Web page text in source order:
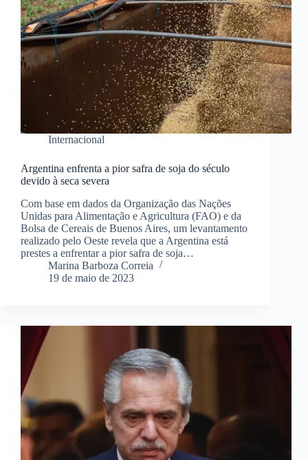
Internacional
Argentina enfrenta a pior safra de soja do século
devido à seca severa
Com base em dados da Organização das Nações
Unidas para Alimentação e Agricultura (FAO) e da
Bolsa de Cereais de Buenos Aires, um levantamento
realizado pelo Oeste revela que a Argentina está
prestes a enfrentar a pior safra de soja…
Marina Barboza Correia
19 de maio de 2023